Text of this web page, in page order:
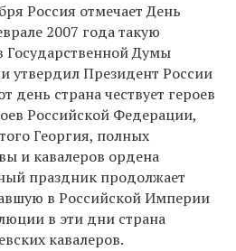
Россия отмечает День
2007 года такую
Государственной Думы
утвердил Президент России
день страна чествует героев
Российской Федерации,
Георгия, полных
и кавалеров ордена
праздник продолжает
в Российской Империи
в эти дни страна
кавалеров.